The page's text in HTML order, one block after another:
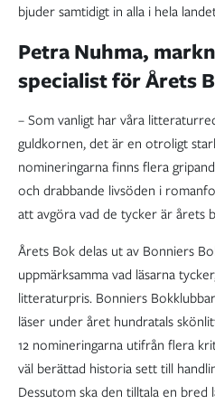
bjuder samtidigt in alla i hela
Petra Nuhma,
specialist för Årets
– Som vanligt har våra
guldkornen, det är en otroligt
nomineringarna finns flera
och drabbande livsöden i
att avgöra vad de tycker är årets
Årets Bok delas ut av Bonniers
uppmärksamma vad läsarna
litteraturpris. Bonniers
läser under året hundratals
12 nomineringarna utifrån flera
väl berättad historia sett till
Dessutom ska den tilltala en bred